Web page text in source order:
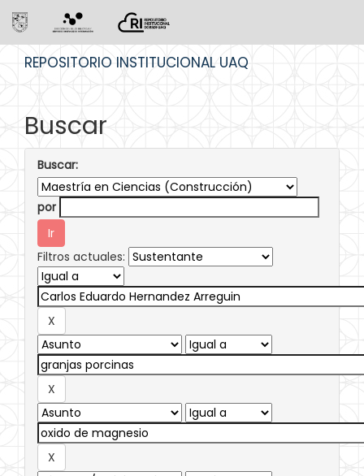
REPOSITORIO INSTITUCIONAL UAQ
Buscar
Buscar:
por
Filtros actuales: